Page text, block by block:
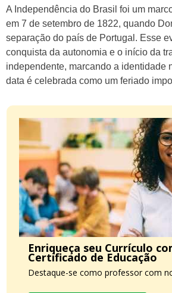
A Independência do Brasil foi um
em 7 de setembro de 1822, quando
separação do país de Portugal. Esse
conquista da autonomia e o início da
independente, marcando a identidade
data é celebrada como um feriado
Enriqueça seu Currículo
Certificado de Educação
Destaque-se como professor com